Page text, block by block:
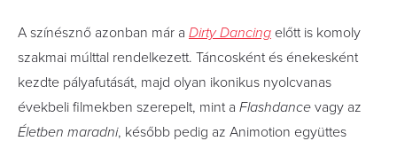
A színésznő azonban már a Dirty Dancing előtt is komoly
szakmai múlttal rendelkezett. Táncosként és énekesként
kezdte pályafutását, majd olyan ikonikus nyolcvanas
évekbeli filmekben szerepelt, mint a Flashdance vagy az
Életben maradni, később pedig az Animotion együttes